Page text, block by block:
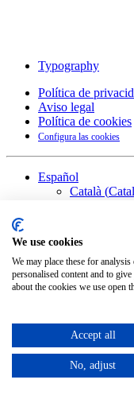
Typography
Política de
Aviso legal
Política de cookies
Configura las cookies
Español
Català (
©2026
We use cookies
We may place these for
personalised content and to
about the cookies we use open
Accept all
No, adjust